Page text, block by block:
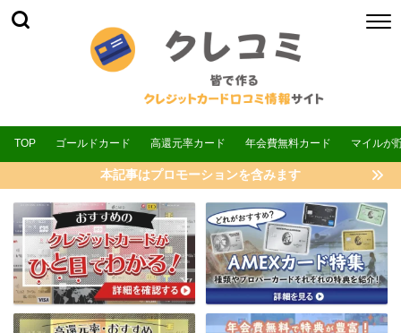
TOP ゴールドカード 高還元率カード 年会費無料カード マイルが
本記事はプロモーションを含みます